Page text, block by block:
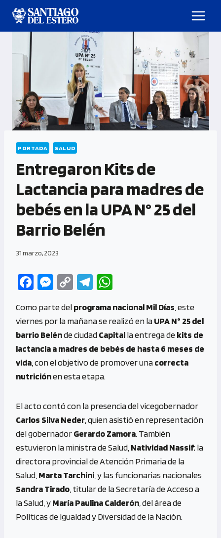
PORTADA SALUD
Entregaron Kits de
Lactancia para madres de
bebés en la UPA N° 25 del
Barrio Belén
31 marzo, 2023
Fa
b
o
o
k
M
se
n
g
er
C
py
Li
n
k
Te
gr
a
m
at
s
A
p
Como parte delprograma nacional Mil Días , este
viernes por la mañana se realizó en laUPA N° 25 del
barrio Belénde ciudadCapitalla entrega dekits de
lactancia a madres de bebés de hasta 6 meses de
vida , con el objetivo de promover unacorrecta
nutriciónen esta etapa.
El acto contó con la presencia del vicegobernador
Carlos Silva Neder , quien asistió en representación
del gobernadorGerardo Zamora. También
estuvieron la ministra de Salud, Natividad Nassif; la
directora provincial de Atención Primaria de la
Salud, Marta Tarchini , y las funcionarias nacionales
Sandra Tirado , titular de la Secretaría de Acceso a
la Salud, yMaría Paulina Calderón , del área de
Políticas de Igualdad y Diversidad de la Nación.